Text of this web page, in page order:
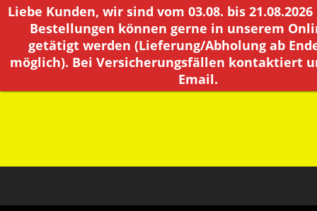
Liebe Kunden, wir sind vom 03.08. bis
Bestellungen können gerne in unserem
getätigt werden (Lieferung/Abholung ab
möglich). Bei Versicherungsfällen kontaktiert
Email.